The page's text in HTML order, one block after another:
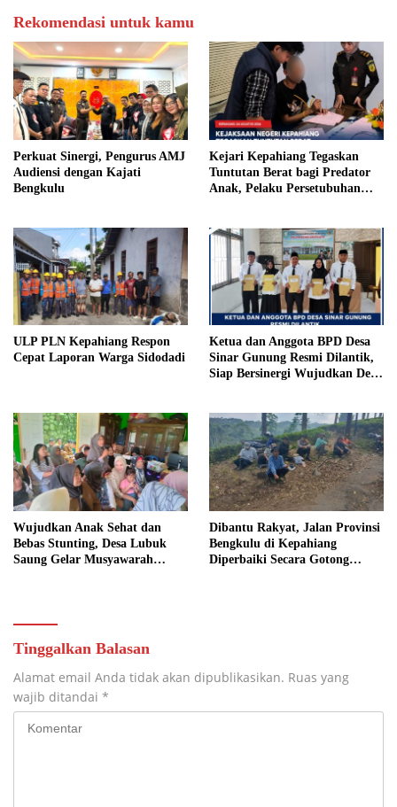
Rekomendasi untuk kamu
Perkuat Sinergi, Pengurus AMJ
Audiensi dengan Kajati
Bengkulu
Kejari Kepahiang Tegaskan
Tuntutan Berat bagi Predator
Anak, Pelaku Persetubuhan
Penjara
ULP PLN Kepahiang Respon
Cepat Laporan Warga Sidodadi
Ketua dan Anggota BPD Desa
Sinar Gunung Resmi Dilantik,
Siap Bersinergi Wujudkan Desa
Wujudkan Anak Sehat dan
Bebas Stunting, Desa Lubuk
Saung Gelar Musyawarah
Dibantu Rakyat, Jalan Provinsi
Bengkulu di Kepahiang
Diperbaiki Secara Gotong
Tinggalkan Balasan
Alamat email Anda tidak akan dipublikasikan. Ruas yang
wajib ditandai *